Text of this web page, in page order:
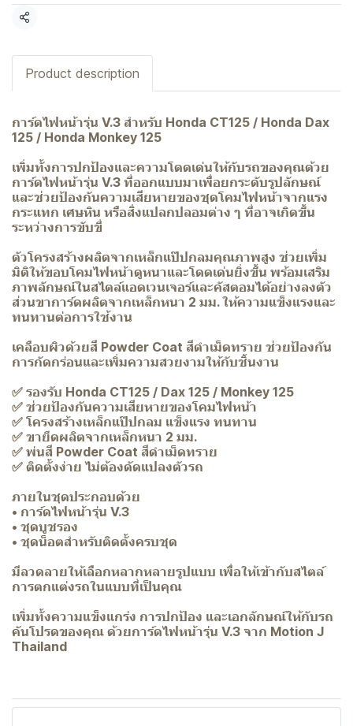
แชร์
Product description
การ์ดไฟหน้ารุ่น V.3 สำหรับ Honda CT125 / Honda Dax
125 / Honda Monkey 125
เพิ่มทั้งการปกป้องและความโดดเด่นให้กับรถของคุณด้วย
การ์ดไฟหน้ารุ่น V.3 ที่ออกแบบมาเพื่อยกระดับรูปลักษณ์
และช่วยป้องกันความเสียหายของชุดโคมไฟหน้าจากแรง
กระแทก เศษหิน หรือสิ่งแปลกปลอมต่าง ๆ ที่อาจเกิดขึ้น
ระหว่างการขับขี่
ตัวโครงสร้างผลิตจากเหล็กแป๊ปกลมคุณภาพสูง ช่วยเพิ่ม
มิติให้ขอบโคมไฟหน้าดูหนาและโดดเด่นยิ่งขึ้น พร้อมเสริม
ภาพลักษณ์ในสไตล์แอดเวนเจอร์และคัสตอมได้อย่างลงตัว
ส่วนขาการ์ดผลิตจากเหล็กหนา 2 มม. ให้ความแข็งแรงและ
ทนทานต่อการใช้งาน
เคลือบผิวด้วยสี Powder Coat สีดำเม็ดทราย ช่วยป้องกัน
การกัดกร่อนและเพิ่มความสวยงามให้กับชิ้นงาน
✅ รองรับ Honda CT125 / Dax 125 / Monkey 125
✅ ช่วยป้องกันความเสียหายของโคมไฟหน้า
✅ โครงสร้างเหล็กแป๊ปกลม แข็งแรง ทนทาน
✅ ขายึดผลิตจากเหล็กหนา 2 มม.
✅ พ่นสี Powder Coat สีดำเม็ดทราย
✅ ติดตั้งง่าย ไม่ต้องดัดแปลงตัวรถ
ภายในชุดประกอบด้วย
• การ์ดไฟหน้ารุ่น V.3
• ชุดบูชรอง
• ชุดน็อตสำหรับติดตั้งครบชุด
มีลวดลายให้เลือกหลากหลายรูปแบบ เพื่อให้เข้ากับสไตล์
การตกแต่งรถในแบบที่เป็นคุณ
เพิ่มทั้งความแข็งแกร่ง การปกป้อง และเอกลักษณ์ให้กับรถ
คันโปรดของคุณ ด้วยการ์ดไฟหน้ารุ่น V.3 จาก Motion J
Thailand